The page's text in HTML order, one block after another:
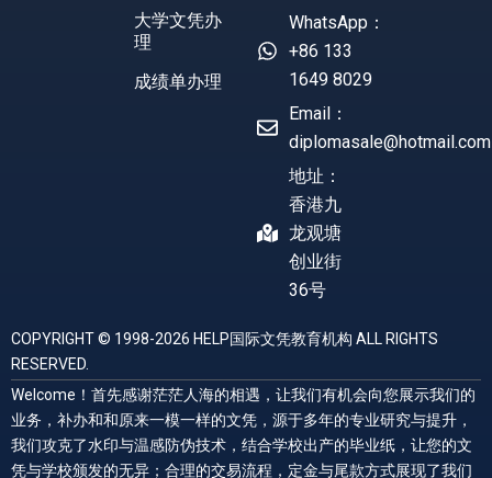
大学文凭办
理
成绩单办理
WhatsApp：
+86 133
1649 8029
Email：
diplomasale@hotmail.com
地址：
香港九
龙观塘
创业街
36号
COPYRIGHT © 1998-2026 HELP国际文凭教育机构 ALL RIGHTS
RESERVED.
Welcome！首先感谢茫茫人海的相遇，让我们有机会向您展示我们的
业务，补办和和原来一模一样的文凭，源于多年的专业研究与提升，
我们攻克了水印与温感防伪技术，结合学校出产的毕业纸，让您的文
凭与学校颁发的无异；合理的交易流程，定金与尾款方式展现了我们